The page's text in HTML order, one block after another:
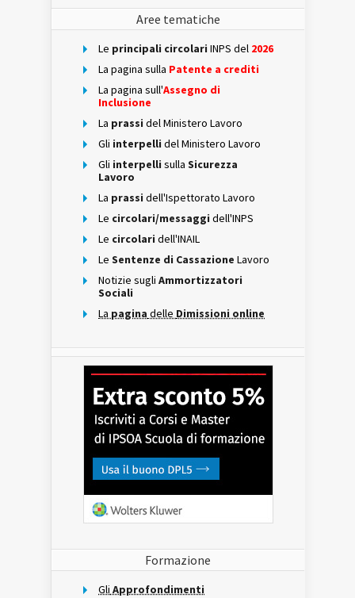
Aree tematiche
Le principali circolari INPS del 2026
La pagina sulla Patente a crediti
La pagina sull'Assegno di
Inclusione
La prassi del Ministero Lavoro
Gli interpelli del Ministero Lavoro
Gli interpelli sulla Sicurezza
Lavoro
La prassi dell'Ispettorato Lavoro
Le circolari/messaggi dell'INPS
Le circolari dell'INAIL
Le Sentenze di Cassazione Lavoro
Notizie sugli Ammortizzatori
Sociali
La pagina delle Dimissioni online
Formazione
Gli Approfondimenti